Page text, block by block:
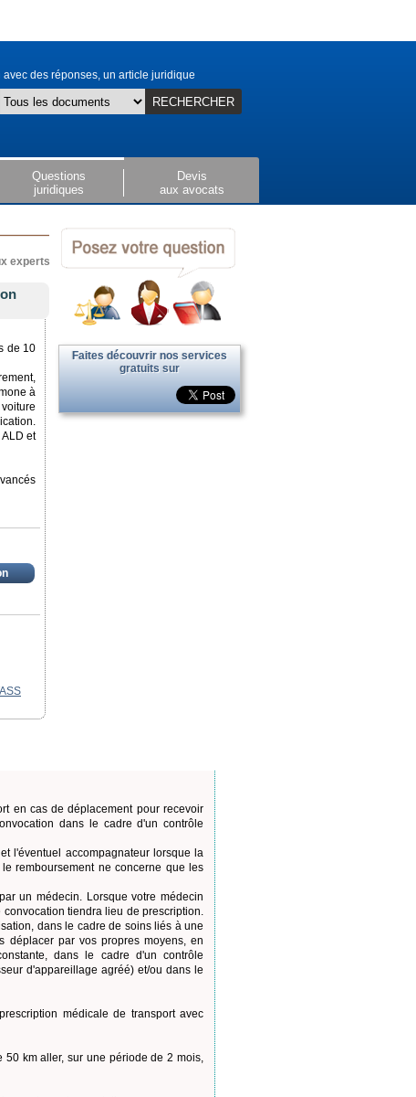
des réponses, un article juridique
RECHERCHER
Questions
juridiques
Devis
aux avocats
experts
de 10
à
et
en cas de déplacement pour recevoir
dans le cadre d'un contrôle
l'éventuel accompagnateur lorsque la
remboursement ne concerne que les
un médecin. Lorsque votre médecin
tiendra lieu de prescription.
dans le cadre de soins liés à une
déplacer par vos propres moyens, en
dans le cadre d'un contrôle
d'appareillage agréé) et/ou dans le
médicale de transport avec
km aller, sur une période de 2 mois,
Faites découvrir nos services
gratuits sur